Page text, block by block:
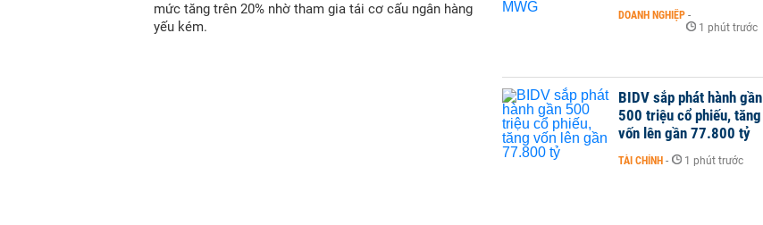
mức tăng trên 20% nhờ tham gia tái cơ cấu ngân hàng
yếu kém.
DOANH NGHIỆP -
1 phút trước
BIDV sắp phát hành gần
500 triệu cổ phiếu, tăng
vốn lên gần 77.800 tỷ
TÀI CHÍNH - 1 phút trước